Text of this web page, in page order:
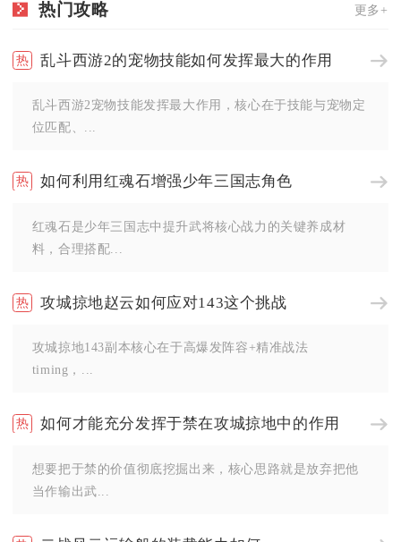
热门攻略 更多+
乱斗西游2的宠物技能如何发挥最大的作用
乱斗西游2宠物技能发挥最大作用，核心在于技能与宠物定
位匹配、...
如何利用红魂石增强少年三国志角色
红魂石是少年三国志中提升武将核心战力的关键养成材
料，合理搭配...
攻城掠地赵云如何应对143这个挑战
攻城掠地143副本核心在于高爆发阵容+精准战法
timing，...
如何才能充分发挥于禁在攻城掠地中的作用
想要把于禁的价值彻底挖掘出来，核心思路就是放弃把他
当作输出武...